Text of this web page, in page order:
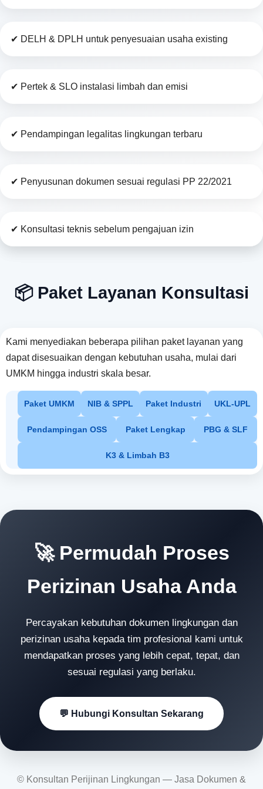
✔ DELH & DPLH untuk penyesuaian usaha existing
✔ Pertek & SLO instalasi limbah dan emisi
✔ Pendampingan legalitas lingkungan terbaru
✔ Penyusunan dokumen sesuai regulasi PP 22/2021
✔ Konsultasi teknis sebelum pengajuan izin
📦 Paket Layanan Konsultasi
Kami menyediakan beberapa pilihan paket layanan yang
dapat disesuaikan dengan kebutuhan usaha, mulai dari
UMKM hingga industri skala besar.
Paket UMKM NIB & SPPL Paket Industri UKL-UPL
Pendampingan OSS Paket Lengkap PBG & SLF
K3 & Limbah B3
🚀 Permudah Proses
Perizinan Usaha Anda
Percayakan kebutuhan dokumen lingkungan dan
perizinan usaha kepada tim profesional kami untuk
mendapatkan proses yang lebih cepat, tepat, dan
sesuai regulasi yang berlaku.
💬 Hubungi Konsultan Sekarang
© Konsultan Perijinan Lingkungan — Jasa Dokumen &